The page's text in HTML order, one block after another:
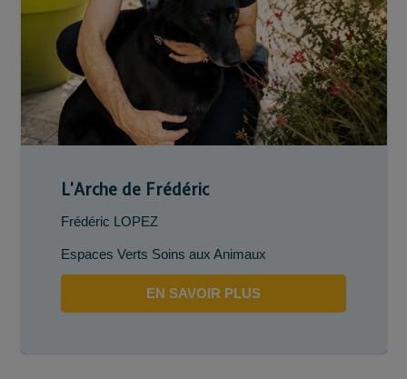
L’Arche de Frédéric
Frédéric LOPEZ
Espaces Verts Soins aux Animaux
EN SAVOIR PLUS